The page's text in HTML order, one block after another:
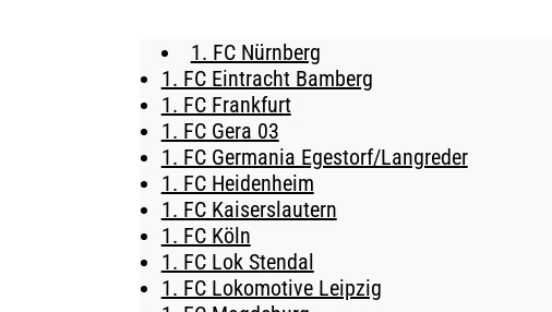
BUSINESS
SÜDKURVE
TICKETING
1. FC Nürnberg
1. FC Eintracht Bamberg
1. FC Frankfurt
1. FC Gera 03
1. FC Germania Egestorf/Langreder
1. FC Heidenheim
1. FC Kaiserslautern
1. FC Köln
1. FC Lok Stendal
1. FC Lokomotive Leipzig